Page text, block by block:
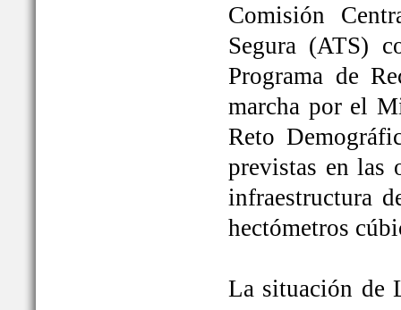
Comisión
Segura (ATS)
Programa de
marcha por el
Reto
previstas en las
infraestructura
hectómetros
La situación de